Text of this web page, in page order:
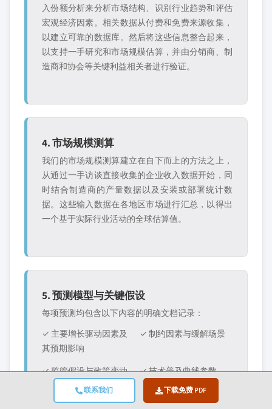
联系我们 下载免费 PDF
入份额分析来分析市场结构、识别行业趋势和评估
宏观经济因素。相关数据从付费和免费来源收集，
以建立可靠的数据库。然后将这些信息整合起来，
以支持一手研究和市场规模估算，并由分销商、制
造商和协会等关键利益相关者进行验证。
4. 市场规模测算
我们的市场规模测算建立在自下而上的方法之上，
从通过一手访谈直接收集的企业收入数据开始，同
时结合制造商的产量数据以及安装或部署统计数
据。这些输入数据在各地区市场进行汇总，以得出
一个基于实际行业活动的全球估算值。
5. 预测模型与关键假设
每项预测均包含以下内容的明确文档记录：
✓ 主要增长驱动因素及
其预期影响
✓ 制约因素与缓解场景
✓ 监管假设与政策变动
✓ 技术普及曲线参数